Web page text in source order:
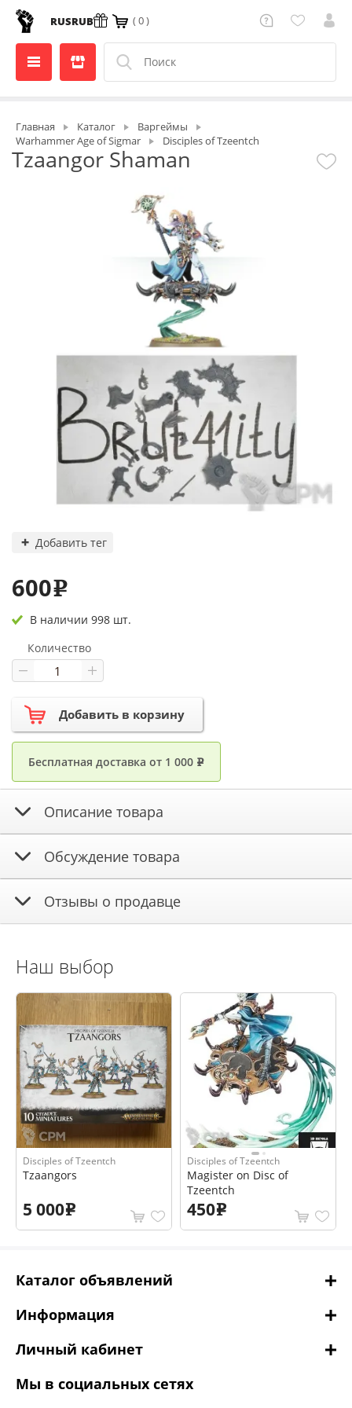
RUSRUB ( 0 )
Главная Каталог
Варгеймы
Warhammer Age of Sigmar
Disciples of Tzeentch
Tzaangor Shaman
Добавить тег
600e
В наличии 998 шт.
Количество
Добавить в корзину
Бесплатная доставка от 1 000 e
Описание товара
Обсуждение товара
Отзывы о продавце
Наш выбор
Disciples of Tzeentch
Tzaangors
5 000e
Disciples of Tzeentch
Magister on Disc of
Tzeentch
450e
Каталог объявлений
Информация
Личный кабинет
Мы в социальных сетях